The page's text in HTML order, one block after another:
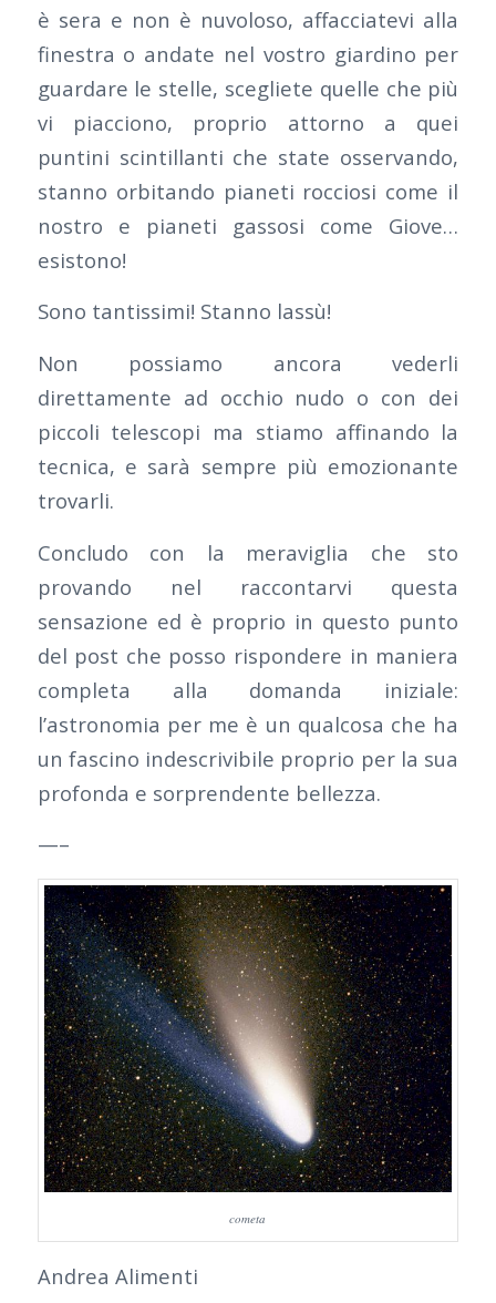
è sera e non è nuvoloso, affacciatevi alla
finestra o andate nel vostro giardino per
guardare le stelle, scegliete quelle che più
vi piacciono, proprio attorno a quei
puntini scintillanti che state osservando,
stanno orbitando pianeti rocciosi come il
nostro e pianeti gassosi come Giove…
esistono!
Sono tantissimi! Stanno lassù!
Non possiamo ancora vederli
direttamente ad occhio nudo o con dei
piccoli telescopi ma stiamo affinando la
tecnica, e sarà sempre più emozionante
trovarli.
Concludo con la meraviglia che sto
provando nel raccontarvi questa
sensazione ed è proprio in questo punto
del post che posso rispondere in maniera
completa alla domanda iniziale:
l’astronomia per me è un qualcosa che ha
un fascino indescrivibile proprio per la sua
profonda e sorprendente bellezza.
—–
cometa
Andrea Alimenti